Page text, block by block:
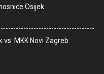
Osijek
vs. MKK Novi Zagreb